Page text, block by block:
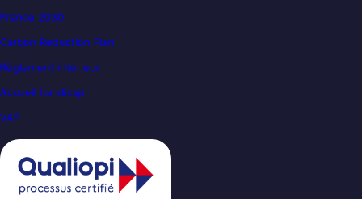
France 2030
Carbon Reduction Plan
Règlement intérieur
Accueil handicap
VAE